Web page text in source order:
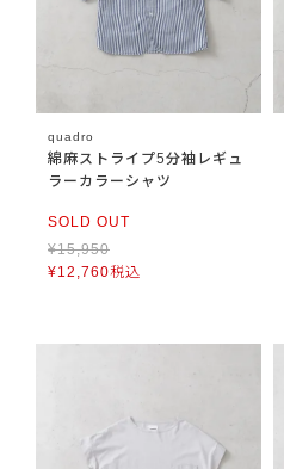
quadro
綿麻ストライプ5分袖レギュ
ラーカラーシャツ
SOLD OUT
¥15,950
¥12,760税込